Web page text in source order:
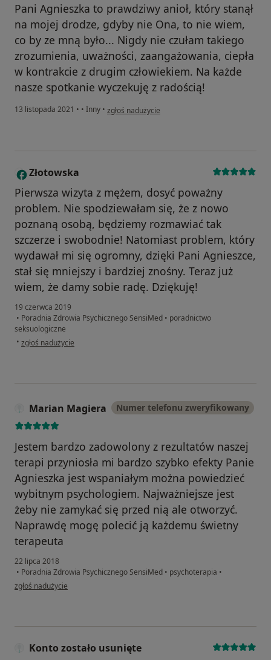
Pani Agnieszka to prawdziwy anioł, który stanął
na mojej drodze, gdyby nie Ona, to nie wiem,
co by ze mną było... Nigdy nie czułam takiego
zrozumienia, uważności, zaangażowania, ciepła
w kontrakcie z drugim człowiekiem. Na każde
nasze spotkanie wyczekuję z radością!
13 listopada 2021 • • Inny • w opinii użytkownika Marcela
zgłoś nadużycie
Z Złotowska
Pierwsza wizyta z mężem, dosyć poważny
problem. Nie spodziewałam się, że z nowo
poznaną osobą, będziemy rozmawiać tak
szczerze i swobodnie! Natomiast problem, który
wydawał mi się ogromny, dzięki Pani Agnieszce,
stał się mniejszy i bardziej znośny. Teraz już
wiem, że damy sobie radę. Dziękuję!
19 czerwca 2019
• Poradnia Zdrowia Psychicznego SensiMed • poradnictwo
seksuologiczne
• w opinii użytkownika Złotowska
zgłoś nadużycie
Marian Magiera Numer telefonu zweryfikowany
Jestem bardzo zadowolony z rezultatów naszej
terapi przyniosła mi bardzo szybko efekty Panie
Agnieszka jest wspaniałym można powiedzieć
wybitnym psychologiem. Najważniejsze jest
żeby nie zamykać się przed nią ale otworzyć.
Naprawdę mogę polecić ją każdemu świetny
terapeuta
22 lipca 2018
• Poradnia Zdrowia Psychicznego SensiMed • psychoterapia •
w opinii użytkownika Marian Magiera
zgłoś nadużycie
Konto zostało usunięte